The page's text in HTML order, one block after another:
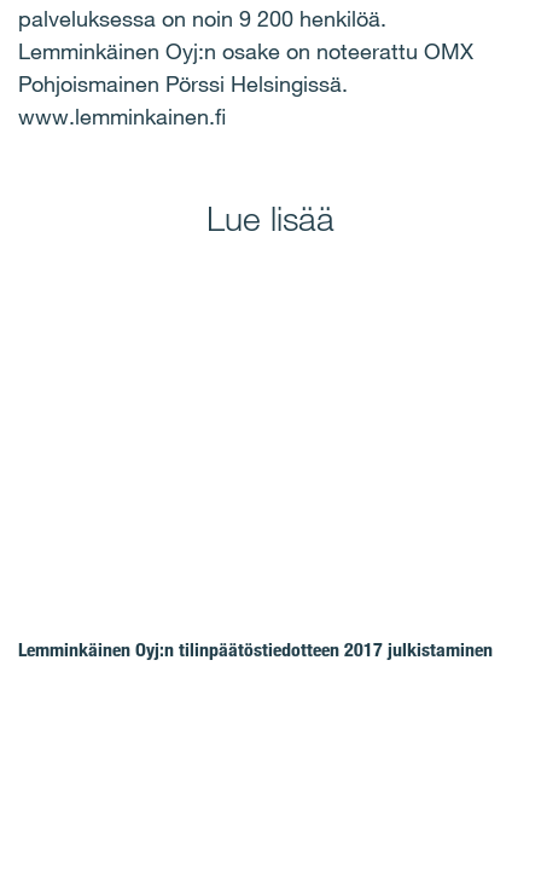
palveluksessa on noin 9 200 henkilöä.
Lemminkäinen Oyj:n osake on noteerattu OMX
Pohjoismainen Pörssi Helsingissä.
www.lemminkainen.fi
Lue lisää
Lemminkäinen Oyj:n tilinpäätöstiedotteen 2017 julkistaminen